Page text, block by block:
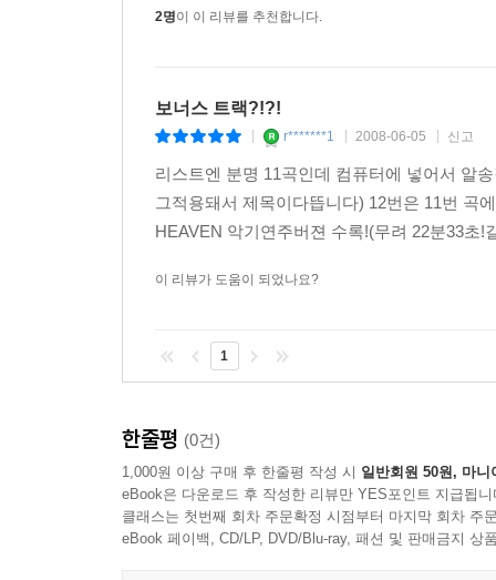
2명이 이 리뷰를 추천합니다.
보너스 트랙?!?!
r*******1 2008-06-05 신고
리스트엔 분명 11곡인데 컴퓨터에 넣어서 알
그적용돼서 제목이다뜹니다) 12번은 11번 곡
HEAVEN 악기연주버젼 수록!(무려 22분33초
이 리뷰가 도움이 되었나요?
1
한줄평 (0건)
1,000원 이상 구매 후 한줄평 작성 시 일반회원 50원, 마니
eBook은 다운로드 후 작성한 리뷰만 YES포인트 지급됩니
클래스는 첫번째 회차 주문확정 시점부터 마지막 회차 주
eBook 페이백, CD/LP, DVD/Blu-ray, 패션 및 판매금지 상